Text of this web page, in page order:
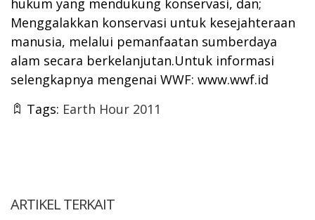
hukum yang mendukung konservasi, dan;
Menggalakkan konservasi untuk kesejahteraan
manusia, melalui pemanfaatan sumberdaya
alam secara berkelanjutan.Untuk informasi
selengkapnya mengenai WWF: www.wwf.id
Tags: Earth Hour 2011
ARTIKEL TERKAIT